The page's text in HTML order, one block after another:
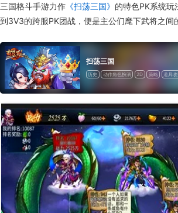
三国格斗手游力作 《扫荡三国》 的特色PK系统玩
到3V3的跨服PK团战，便是主公们麾下武将之间
扫荡三国
历史 动作角色扮演 2D 策略 道具